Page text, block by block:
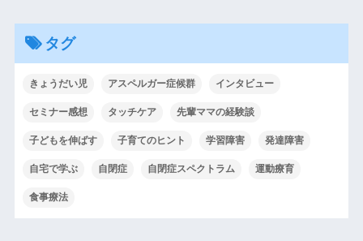
タグ
きょうだい児 アスペルガー症候群 インタビュー
セミナー感想 タッチケア 先輩ママの経験談
子どもを伸ばす 子育てのヒント 学習障害 発達障害
自宅で学ぶ 自閉症 自閉症スペクトラム 運動療育
食事療法